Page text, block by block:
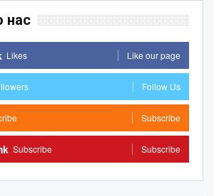
нас
Likes Like our page
Follow Us
Subscribe
Subscribe Subscribe